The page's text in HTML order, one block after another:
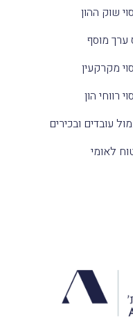
שוק ההון
ערך מוסף
מקרקעין
רווחי הון
עובדים ובכירים
לאומי